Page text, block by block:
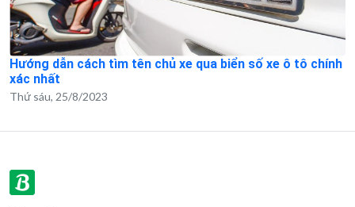
Hướng dẫn cách tìm tên chủ xe qua biển số xe ô tô chính
xác nhất
Thứ sáu, 25/8/2023